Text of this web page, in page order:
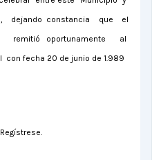
dejando constancia que
el
remitió oportunamente
al
con fecha 20 de junio de 1.989